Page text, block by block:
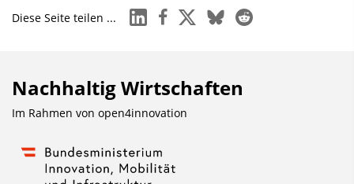
Diese Seite teilen ... linkedinfacebook
x blueskyreddit
Nachhaltig Wirtschaften
Im Rahmen von open4innovation